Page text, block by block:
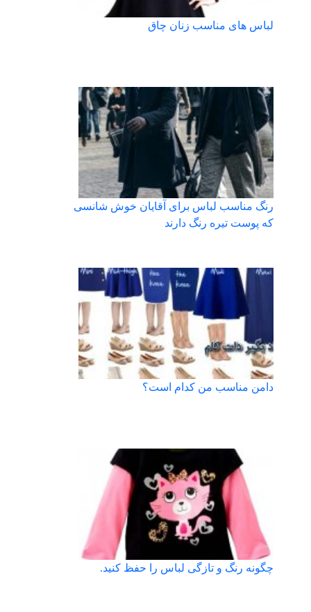
لباس های مناسب زنان چاق
رنگ مناسب لباس برای آقایان خوش شانسی
که پوست تیره رنگ دارند
دامن مناسب من کدام است؟
چگونه رنگ و تازگی لباس را حفظ کنید.